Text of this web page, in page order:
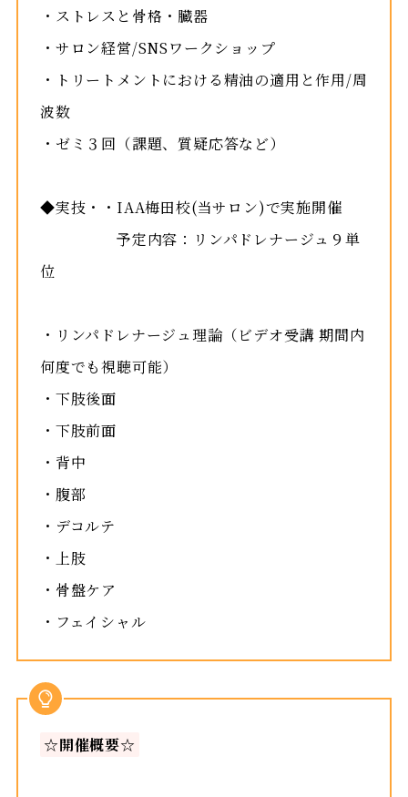
・ストレスと骨格・臓器
・サロン経営/SNSワークショップ
・トリートメントにおける精油の適用と作用/周
波数
・ゼミ３回（課題、質疑応答など）
◆実技・・IAA梅田校(当サロン)で実施開催
予定内容：リンパドレナージュ９単
位
・リンパドレナージュ理論（ビデオ受講 期間内
何度でも視聴可能）
・下肢後面
・下肢前面
・背中
・腹部
・デコルテ
・上肢
・骨盤ケア
・フェイシャル
☆開催概要☆